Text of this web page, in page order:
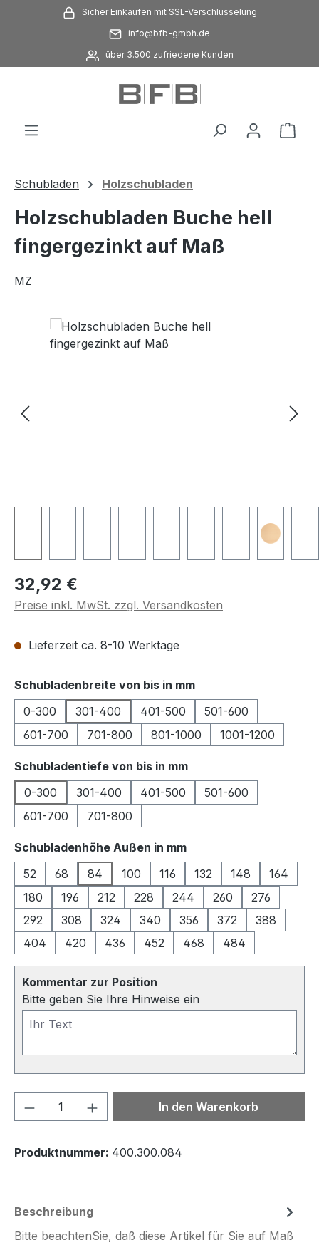
Zum Hauptinhalt springenSicher Einkaufen mit SSL-Verschlüsselung
info@bfb-gmbh.de
über 3.500 zufriedene Kunden
Schubladen Holzschubladen
Holzschubladen Buche hell
fingergezinkt auf Maß
MZ
Regulärer Preis:
32,92 €
Preise inkl. MwSt. zzgl. Versandkosten
Lieferzeit ca. 8-10 Werktage
Schubladenbreite von bis in mmauswählen
0-300
301-400 401-500
501-600
601-700
701-800 801-1000 1001-1200
Schubladentiefe von bis in mmauswählen
0-300
301-400 401-500
501-600
601-700
701-800
Schubladenhöhe Außen in mmauswählen
52
68 84 100 116 132 148
164
180
196 212 228 244 260
276
292
308 324 340 356 372
388
404
420 436 452 468 484
Kommentar zur Position
Bitte geben Sie Ihre Hinweise ein
Produkt Anzahl: Gib denIn den Warenkorb
Produktnummer: 400.300.084
Beschreibung
Bitte beachtenSie, daß diese Artikel für Sie auf Maß